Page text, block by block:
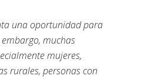
una oportunidad para
muchas
mujeres,
rurales, personas con